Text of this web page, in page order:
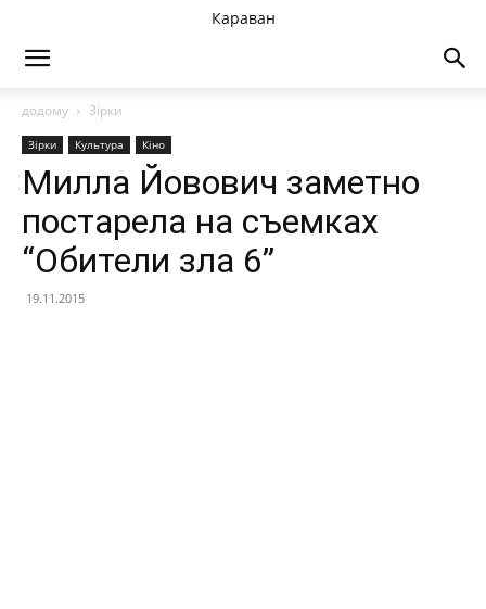
Караван
додому Зірки
Зірки Культура Кіно
Милла Йовович заметно
постарела на съемках
“Обители зла 6”
19.11.2015